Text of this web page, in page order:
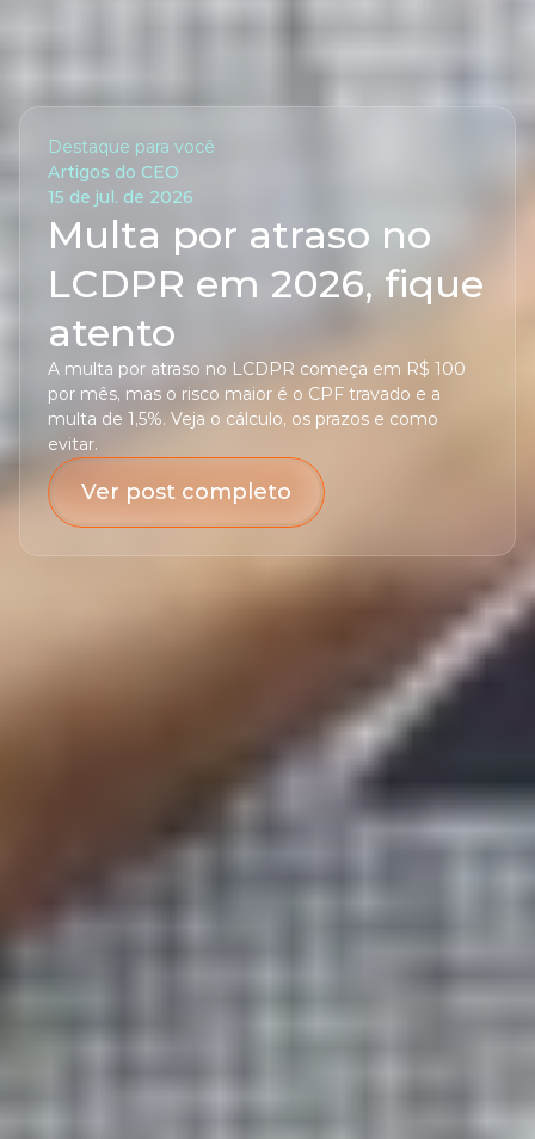
Destaque para você
Artigos do CEO
15 de jul. de 2026
Multa por atraso no
LCDPR em 2026, fique
atento
A multa por atraso no LCDPR começa em R$ 100
por mês, mas o risco maior é o CPF travado e a
multa de 1,5%. Veja o cálculo, os prazos e como
evitar.
Ver post completo